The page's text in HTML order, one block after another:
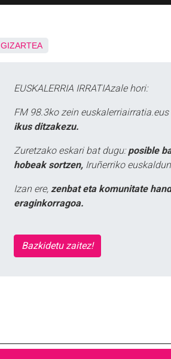
GIZARTEA
EUSKALERRIA IRRATIAzale hori:
FM 98.3ko zein
ikus ditzakezu.
Zuretzako eskari bat dugu: posible
hobeak sortzen, Iruñerriko
Izan ere, zenbat eta komunitate
eraginkorragoa.
Bazkidetu zaitez!